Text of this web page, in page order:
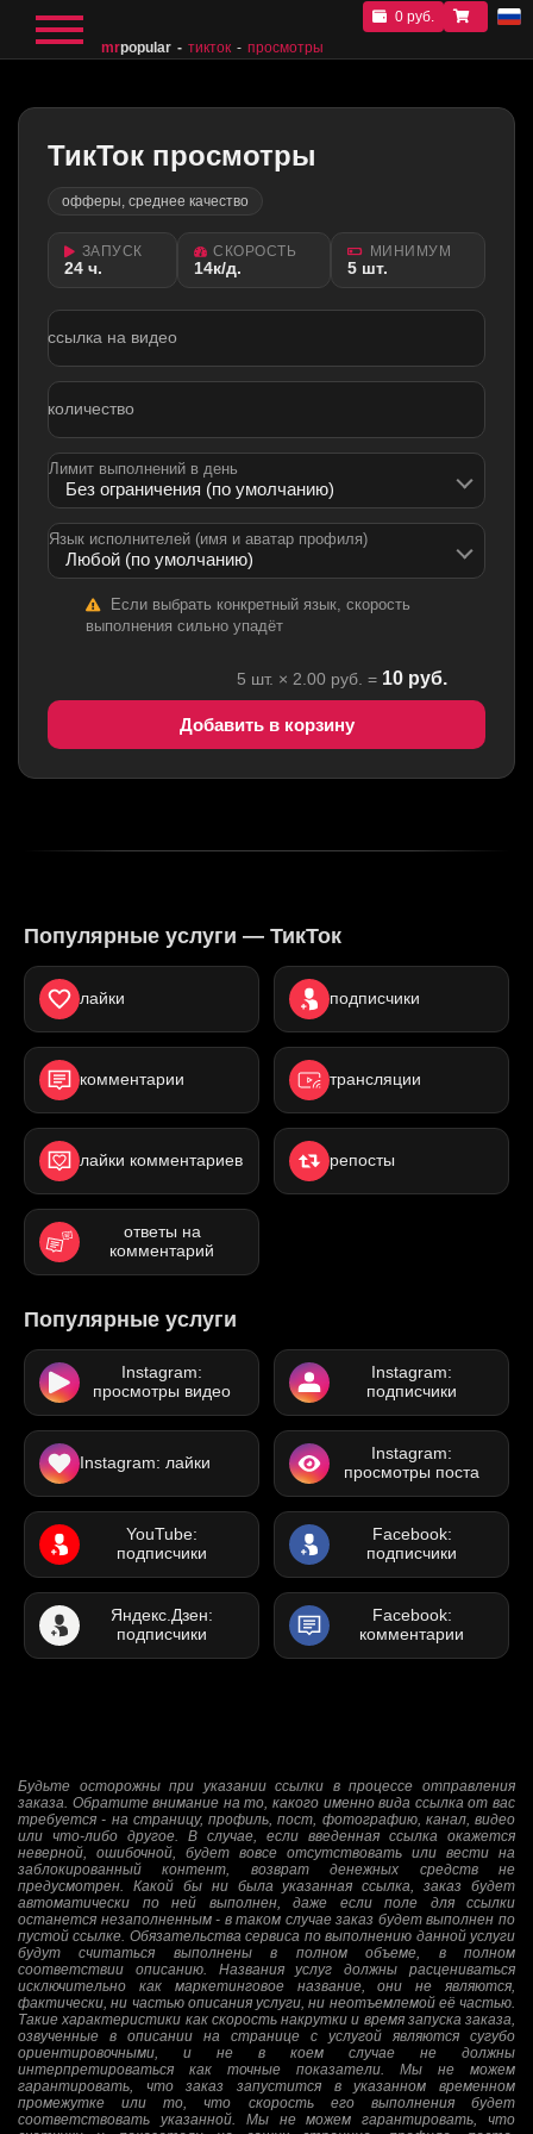
mrpopular тикток просмотры
0 руб.
ТикТок просмотры
офферы, среднее качество
ЗАПУСК
24 ч.
СКОРОСТЬ
14к/д.
МИНИМУМ
5 шт.
ссылка на видео
количество
Лимит выполнений в день
Язык исполнителей (имя и аватар профиля)
Если выбрать конкретный язык, скорость
выполнения сильно упадёт
5 шт. × 2.00 руб. = 10 руб.
Добавить в корзину
Популярные услуги — ТикТок
лайки подписчики
комментарии трансляции
лайки комментариев репосты
ответы на
комментарий
Популярные услуги
Instagram:
просмотры видео
Instagram:
подписчики
Instagram: лайки
Instagram:
просмотры поста
YouTube:
подписчики
Facebook:
подписчики
Яндекс.Дзен:
подписчики
Facebook:
комментарии
Будьте осторожны при указании ссылки в процессе отправления
заказа. Обратите внимание на то, какого именно вида ссылка от вас
требуется - на страницу, профиль, пост, фотографию, канал, видео
или что-либо другое. В случае, если введенная ссылка окажется
неверной, ошибочной, будет вовсе отсутствовать или вести на
заблокированный контент, возврат денежных средств не
предусмотрен. Какой бы ни была указанная ссылка, заказ будет
автоматически по ней выполнен, даже если поле для ссылки
останется незаполненным - в таком случае заказ будет выполнен по
пустой ссылке. Обязательства сервиса по выполнению данной услуги
будут считаться выполнены в полном объеме, в полном
соответствии описанию. Названия услуг должны расцениваться
исключительно как маркетинговое название, они не являются,
фактически, ни частью описания услуги, ни неотъемлемой её частью.
Такие характеристики как скорость накрутки и время запуска заказа,
озвученные в описании на странице с услугой являются сугубо
ориентировочными, и не в коем случае не должны
интерпретироваться как точные показатели. Мы не можем
гарантировать, что заказ запустится в указанном временном
промежутке или то, что скорость его выполнения будет
соответствовать указанной. Мы не можем гарантировать, что